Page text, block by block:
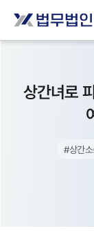
상간녀로
#상간